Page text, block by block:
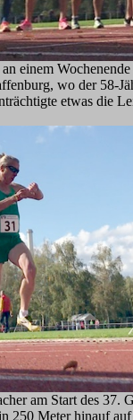
einem
wo der 58-
etwas die
am Start des
250 Meter hinauf